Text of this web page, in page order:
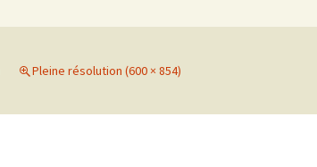
Pleine résolution (600 × 854)